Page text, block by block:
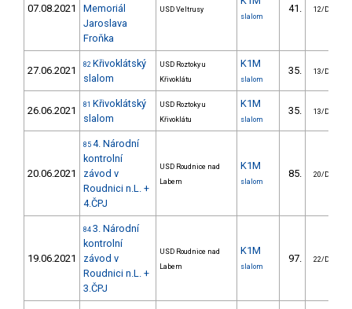
07.08.2021
Memoriál
Jaroslava
Froňka
USD Veltrusy
slalom
41. 12/DM
27.06.2021 82 Křivoklátský
slalom
USD Roztoky u
Křivoklátu
K1M
slalom
35. 13/DM
26.06.2021 81 Křivoklátský
slalom
USD Roztoky u
Křivoklátu
K1M
slalom
35. 13/DM
20.06.2021
85 4. Národní
kontrolní
závod v
Roudnici n.L. +
4.ČPJ
USD Roudnice nad
Labem
K1M
slalom
85. 20/DM
19.06.2021
84 3. Národní
kontrolní
závod v
Roudnici n.L. +
3.ČPJ
USD Roudnice nad
Labem
K1M
slalom
97. 22/DM